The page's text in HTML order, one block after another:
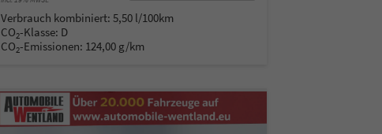
Verbrauch kombiniert:5,50 l/100km
CO2-Klasse: D
CO2-Emissionen: 124,00 g/km